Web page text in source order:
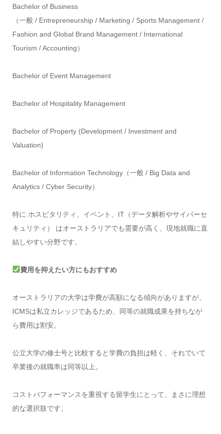
Bachelor of Business
（一般 / Entrepreneurship / Marketing / Sports Management /
Fashion and Global Brand Management / International
Tourism / Accounting）
Bachelor of Event Management
Bachelor of Hospitality Management
Bachelor of Property (Development / Investment and
Valuation)
Bachelor of Information Technology（一般 / Big Data and
Analytics / Cyber Security）
特に ホスピタリティ、イベント、IT（データ解析やサイバーセ
キュリティ） はオーストラリアでも需要が高く、現地就職に直
結しやすい分野です。
費用を抑えたい方にもおすすめ
オーストラリアの大学は学費が高額になる傾向がありますが、
ICMSは私立カレッジであるため、同等の就職成果を持ちなが
ら費用は割安。
公立大学の修士号と比較すると学費の負担は軽く、それでいて
卒業後の就職率は同等以上。
コストパフォーマンスを重視する留学生にとって、まさに理想
的な選択肢です。